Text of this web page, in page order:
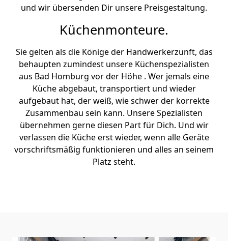
und wir übersenden Dir unsere Preisgestaltung.
Küchenmonteure.
Sie gelten als die Könige der Handwerkerzunft, das
behaupten zumindest unsere Küchenspezialisten
aus Bad Homburg vor der Höhe . Wer jemals eine
Küche abgebaut, transportiert und wieder
aufgebaut hat, der weiß, wie schwer der korrekte
Zusammenbau sein kann. Unsere Spezialisten
übernehmen gerne diesen Part für Dich. Und wir
verlassen die Küche erst wieder, wenn alle Geräte
vorschriftsmäßig funktionieren und alles an seinem
Platz steht.